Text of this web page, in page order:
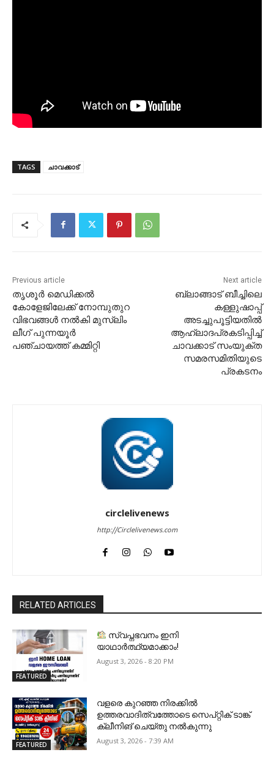
TAGS ചാവക്കാട്
Previous article
തൃശൂർ മെഡിക്കൽ
കോളേജിലേക്ക് നോമ്പുതുറ
വിഭവങ്ങൾ നൽകി മുസ്ലിം
ലീഗ് പുന്നയൂർ
പഞ്ചായത്ത് കമ്മിറ്റി
Next article
ബ്ലാങ്ങാട് ബീച്ചിലെ
കള്ളുഷാപ്പ്
അടച്ചുപൂട്ടിയതിൽ
ആഹ്ലാദപ്രകടിപ്പിച്ച്
ചാവക്കാട് സംയുക്ത
സമരസമിതിയുടെ
പ്രകടനം
circlelivenews
http://Circlelivenews.com
RELATED ARTICLES
FEATURED
സ്വപ്നഭവനം ഇനി
യാഥാർത്ഥ്യമാക്കാം!
August 3, 2026 - 8:20 PM
FEATURED
വളരെ കുറഞ്ഞ നിരക്കിൽ
ഉത്തരവാദിത്വത്തോടെ സെപ്റ്റിക് ടാങ്ക്
ക്ലീനിങ് ചെയ്തു നൽകുന്നു
August 3, 2026 - 7:39 AM